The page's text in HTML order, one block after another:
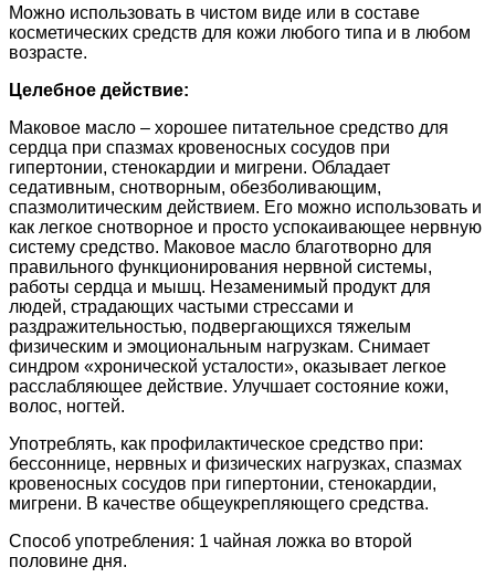
Можно использовать в чистом виде или в составе
косметических средств для кожи любого типа и в любом
возрасте.
Целебное действие:
Маковое масло – хорошее питательное средство для
сердца при спазмах кровеносных сосудов при
гипертонии, стенокардии и мигрени. Обладает
седативным, снотворным, обезболивающим,
спазмолитическим действием. Его можно использовать и
как легкое снотворное и просто успокаивающее нервную
систему средство. Маковое масло благотворно для
правильного функционирования нервной системы,
работы сердца и мышц. Незаменимый продукт для
людей, страдающих частыми стрессами и
раздражительностью, подвергающихся тяжелым
физическим и эмоциональным нагрузкам. Снимает
синдром «хронической усталости», оказывает легкое
расслабляющее действие. Улучшает состояние кожи,
волос, ногтей.
Употреблять, как профилактическое средство при:
бессоннице, нервных и физических нагрузках, спазмах
кровеносных сосудов при гипертонии, стенокардии,
мигрени. В качестве общеукрепляющего средства.
Способ употребления: 1 чайная ложка во второй
половине дня.